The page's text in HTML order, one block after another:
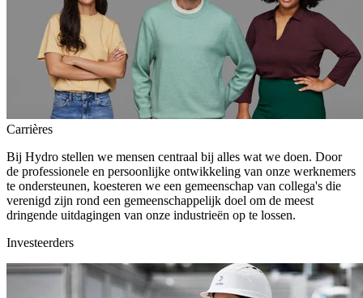
Carrières
Bij Hydro stellen we mensen centraal bij alles wat we doen. Door
de professionele en persoonlijke ontwikkeling van onze werknemers
te ondersteunen, koesteren we een gemeenschap van collega's die
verenigd zijn rond een gemeenschappelijk doel om de meest
dringende uitdagingen van onze industrieën op te lossen.
Investeerders